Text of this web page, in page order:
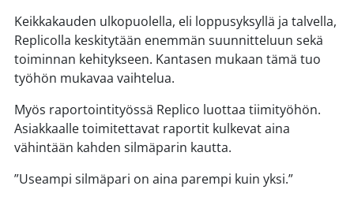
Keikkakauden ulkopuolella, eli loppusyksyllä ja talvella,
Replicolla keskitytään enemmän suunnitteluun sekä
toiminnan kehitykseen. Kantasen mukaan tämä tuo
työhön mukavaa vaihtelua.
Myös raportointityössä Replico luottaa tiimityöhön.
Asiakkaalle toimitettavat raportit kulkevat aina
vähintään kahden silmäparin kautta.
”Useampi silmäpari on aina parempi kuin yksi.”